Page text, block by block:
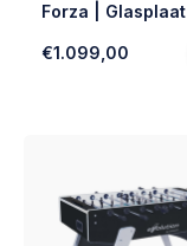
Forza | Glasplaat
€1.099,00